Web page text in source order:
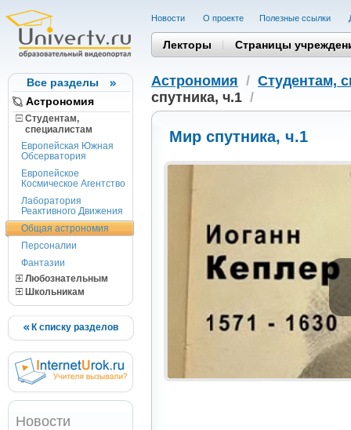
Все разделы
Астрономия
Студентам,
cпециалистам
Европейская Южная
Обсерватория
Европейское
Космическое Агентство
Лаборатория
Реактивного Движения
Общая астрономия
Персоналии
Фантазии
Любознательным
Школьникам
К списку разделов
Новости
Новости О проекте Полезные cсылки
Лекторы Страницы
Астрономия / Студентам,
спутника, ч.1 /
Мир спутника, ч.1